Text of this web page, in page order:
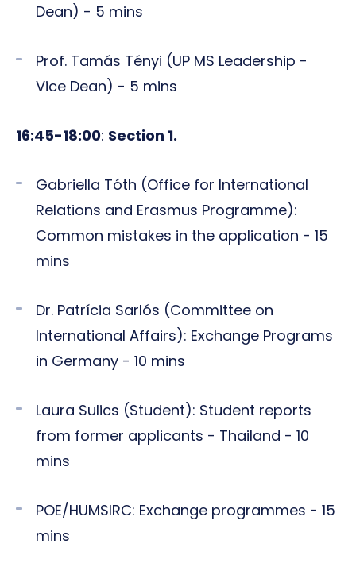
Dean) - 5 mins
Prof. Tamás Tényi (UP MS Leadership -
Vice Dean) - 5 mins
16:45-18:00: Section 1.
Gabriella Tóth (Office for International
Relations and Erasmus Programme):
Common mistakes in the application - 15
mins
Dr. Patrícia Sarlós (Committee on
International Affairs): Exchange Programs
in Germany - 10 mins
Laura Sulics (Student): Student reports
from former applicants - Thailand - 10
mins
POE/HUMSIRC: Exchange programmes - 15
mins